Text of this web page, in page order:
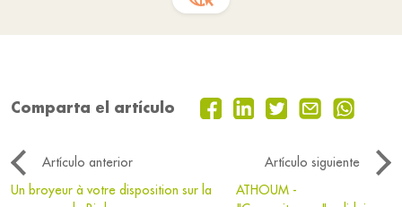
Comparta el artículo
Artículo anterior
Artículo siguiente
Un broyeur à votre disposition sur la
ATHOUM -